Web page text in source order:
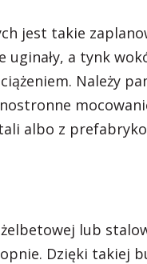
jest takie
a tynk
Należy
albo z
lub
Dzięki takiej